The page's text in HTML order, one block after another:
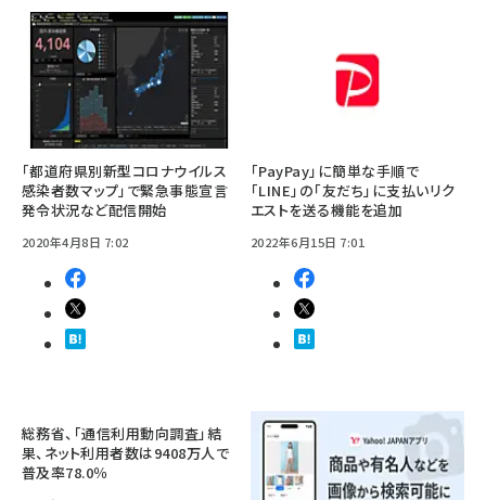
「都道府県別新型コロナウイルス
感染者数マップ」で緊急事態宣言
発令状況など配信開始
2020年4月8日 7:02
「PayPay」に簡単な手順で
「LINE」の「友だち」に支払いリク
エストを送る機能を追加
2022年6月15日 7:01
総務省、「通信利用動向調査」結
果、ネット利用者数は9408万人で
普及率78.0％